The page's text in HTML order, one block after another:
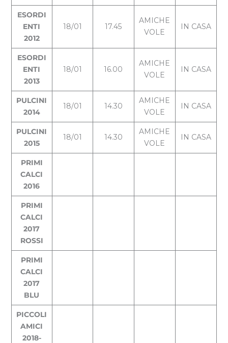
ESORDI
ENTI
2012
18/01 17.45
AMICHE
VOLE
IN CASA
ESORDI
ENTI
2013
18/01 16.00
AMICHE
VOLE
IN CASA
PULCINI
2014
18/01 14.30
AMICHE
VOLE
IN CASA
PULCINI
2015
18/01 14.30
AMICHE
VOLE
IN CASA
PRIMI
CALCI
2016
PRIMI
CALCI
2017
ROSSI
PRIMI
CALCI
2017
BLU
PICCOLI
AMICI
2018-